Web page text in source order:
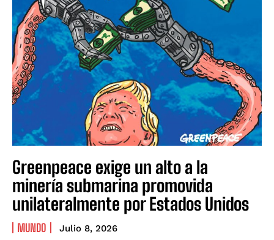
Greenpeace exige un alto a la
minería submarina promovida
unilateralmente por Estados Unidos
MUNDO Julio 8, 2026